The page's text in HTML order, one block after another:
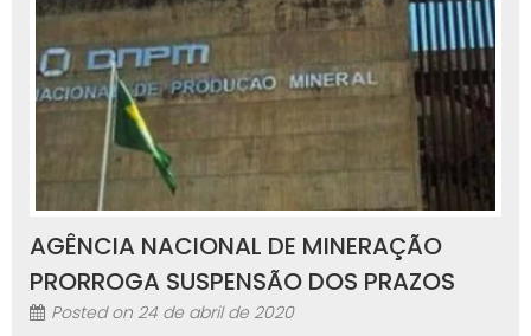
AGÊNCIA NACIONAL DE MINERAÇÃO
PRORROGA SUSPENSÃO DOS PRAZOS
Posted on 24 de abril de 2020